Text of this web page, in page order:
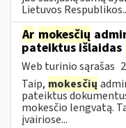
Lietuvos
Ar mokesčių
pateiktus išlaidas
Web turinio sąrašas
Taip, mokesčių
pateiktus
mokesčio lengvatą.
įvairiose...